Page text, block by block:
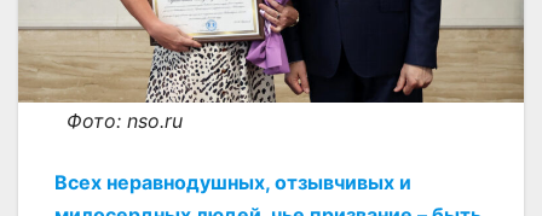
Фото: nso.ru
Всех неравнодушных, отзывчивых и